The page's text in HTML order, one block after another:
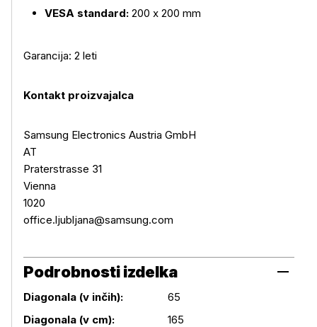
VESA standard: 200 x 200 mm
Garancija: 2 leti
Kontakt proizvajalca
Samsung Electronics Austria GmbH
AT
Praterstrasse 31
Vienna
1020
office.ljubljana@samsung.com
Podrobnosti izdelka
Diagonala (v inčih):
65
Diagonala (v cm):
165